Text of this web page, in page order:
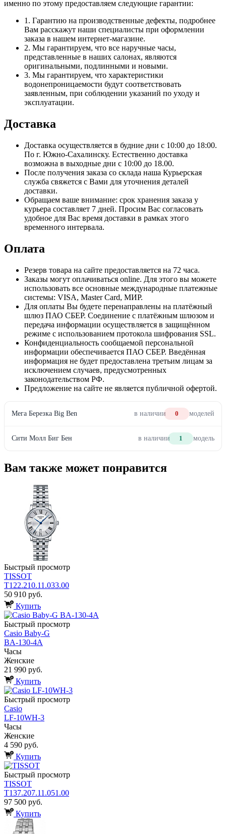
именно по этому предоставляем следующие гарантии:
1. Гарантию на производственные дефекты, подробнее
Вам расскажут наши специалисты при оформлении
заказа в нашем интернет-магазине.
2. Мы гарантируем, что все наручные часы,
представленные в наших салонах, являются
оригинальными, подлинными и новыми.
3. Мы гарантируем, что характеристики
водонепроницаемости будут соответствовать
заявленным, при соблюдении указаний по уходу и
эксплуатации.
Доставка
Доставка осуществляется в будние дни с 10:00 до 18:00.
По г. Южно-Сахалинску. Естественно доставка
возможна в выходные дни с 10:00 до 18.00.
После получения заказа со склада наша Курьерская
служба свяжется с Вами для уточнения деталей
доставки.
Обращаем ваше внимание: срок хранения заказа у
курьера составляет 7 дней. Просим Вас согласовать
удобное для Вас время доставки в рамках этого
временного интервала.
Оплата
Резерв товара на сайте предоставляется на 72 часа.
Заказы могут оплачиваться online. Для этого вы можете
использовать все основные международные платежные
системы: VISA, Master Card, МИР.
Для оплаты Вы будете перенаправлены на платёжный
шлюз ПАО СБЕР. Соединение с платёжным шлюзом и
передача информации осуществляется в защищённом
режиме с использованием протокола шифрования SSL.
Конфиденциальность сообщаемой персональной
информации обеспечивается ПАО СБЕР. Введённая
информация не будет предоставлена третьим лицам за
исключением случаев, предусмотренных
законодательством РФ.
Предложение на сайте не является публичной офертой.
Мега Березка Big Ben в наличии 0 моделей
Сити Молл Биг Бен в наличии 1 модель
Вам также может понравится
Быстрый просмотр
TISSOT
T122.210.11.033.00
50 910 руб.
Купить
Быстрый просмотр
Casio Baby-G
BA-130-4A
Часы
Женские
21 990 руб.
Купить
Быстрый просмотр
Casio
LF-10WH-3
Часы
Женские
4 590 руб.
Купить
Быстрый просмотр
TISSOT
T137.207.11.051.00
97 500 руб.
Купить